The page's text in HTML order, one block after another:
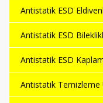
Antistatik ESD
Antistatik ESD
Antistatik ESD
Antistatik Temizleme